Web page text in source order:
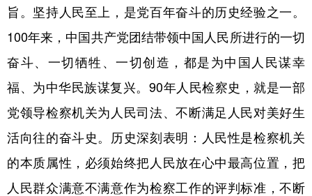
旨。坚持人民至上，是党百年奋斗的历史经验之一。
100年来，中国共产党团结带领中国人民所进行的一切
奋斗、一切牺牲、一切创造，都是为中国人民谋幸
福、为中华民族谋复兴。90年人民检察史，就是一部
党领导检察机关为人民司法、不断满足人民对美好生
活向往的奋斗史。历史深刻表明：人民性是检察机关
的本质属性，必须始终把人民放在心中最高位置，把
人民群众满意不满意作为检察工作的评判标准，不断